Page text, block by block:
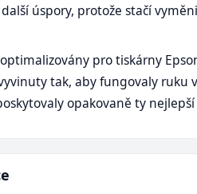
úspory, protože stačí
pro tiskárny
tak, aby fungovaly ruku
opakovaně ty nejlepší